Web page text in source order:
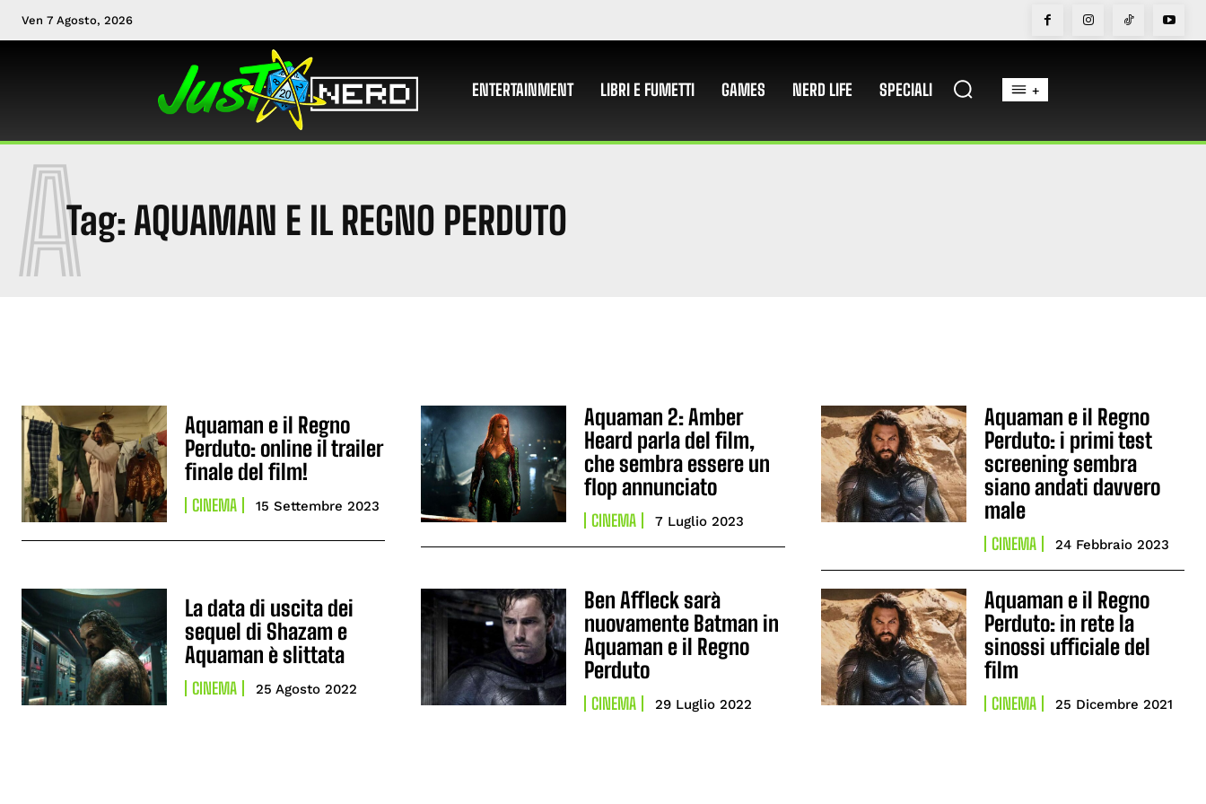
Ven 7 Agosto, 2026
ENTERTAINMENT LIBRI E FUMETTI GAMES NERD LIFE SPECIALI +
Tag: AQUAMAN E IL REGNO PERDUTO
A
Aquaman e il Regno
Perduto: online il trailer
finale del film!
CINEMA 15 Settembre 2023
Aquaman 2: Amber
Heard parla del film,
che sembra essere un
flop annunciato
CINEMA 7 Luglio 2023
Aquaman e il Regno
Perduto: i primi test
screening sembra
siano andati davvero
male
CINEMA 24 Febbraio 2023
La data di uscita dei
sequel di Shazam e
Aquaman è slittata
CINEMA 25 Agosto 2022
Ben Affleck sarà
nuovamente Batman in
Aquaman e il Regno
Perduto
CINEMA 29 Luglio 2022
Aquaman e il Regno
Perduto: in rete la
sinossi ufficiale del
film
CINEMA 25 Dicembre 2021